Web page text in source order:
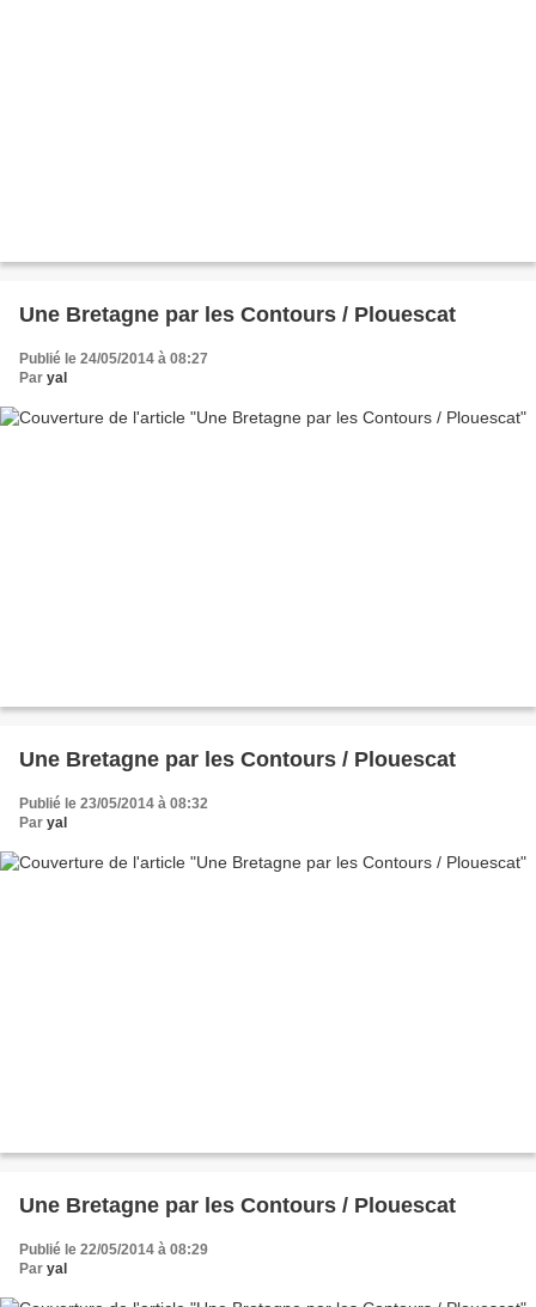
Une Bretagne par les Contours / Plouescat
Publié le 24/05/2014 à 08:27
Par yal
Une Bretagne par les Contours / Plouescat
Publié le 23/05/2014 à 08:32
Par yal
Une Bretagne par les Contours / Plouescat
Publié le 22/05/2014 à 08:29
Par yal